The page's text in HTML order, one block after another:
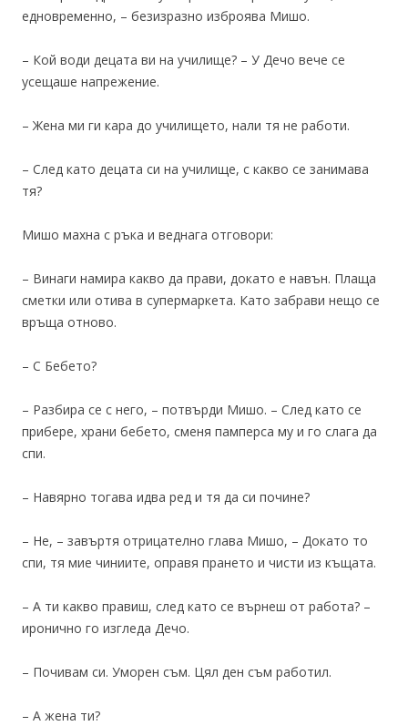
едновременно, – безизразно изброява Мишо.
– Кой води децата ви на училище? – У Дечо вече се
усещаше напрежение.
– Жена ми ги кара до училището, нали тя не работи.
– След като децата си на училище, с какво се занимава
тя?
Мишо махна с ръка и веднага отговори:
– Винаги намира какво да прави, докато е навън. Плаща
сметки или отива в супермаркета. Като забрави нещо се
връща отново.
– С Бебето?
– Разбира се с него, – потвърди Мишо. – След като се
прибере, храни бебето, сменя памперса му и го слага да
спи.
– Навярно тогава идва ред и тя да си почине?
– Не, – завъртя отрицателно глава Мишо, – Докато то
спи, тя мие чиниите, оправя прането и чисти из къщата.
– А ти какво правиш, след като се върнеш от работа? –
иронично го изгледа Дечо.
– Почивам си. Уморен съм. Цял ден съм работил.
– А жена ти?